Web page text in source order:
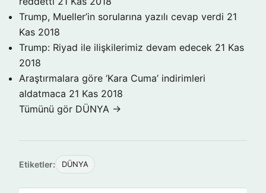
Trump, Mueller’in sorularına yazılı cevap verdi 21
Kas 2018
Trump: Riyad ile ilişkilerimiz devam edecek 21 Kas
2018
Araştırmalara göre ‘Kara Cuma’ indirimleri
aldatmaca 21 Kas 2018
Tümünü gör DÜNYA →
Etiketler: DÜNYA